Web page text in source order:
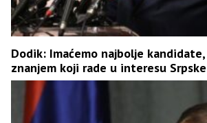
Dodik: Imaćemo najbolje
znanjem koji rade u interesu Srpske